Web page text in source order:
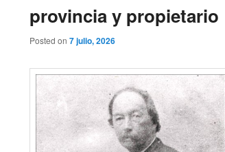
provincia y propietario
Posted on 7 julio, 2026